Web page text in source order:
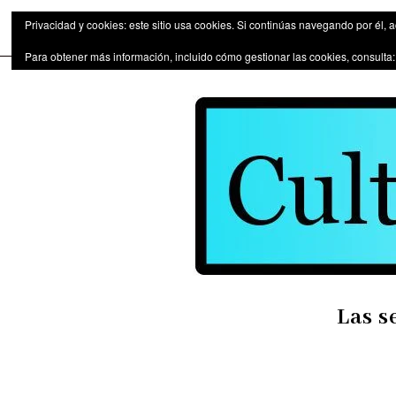
Las series de televisión como
Las
Privacidad y cookies: este sitio usa cookies. Si continúas navegando por él,
Para obtener más información, incluido cómo gestionar las cookies, consulta: